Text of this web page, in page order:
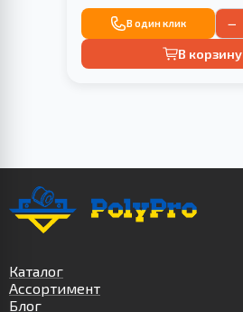
В один клик −
В корзину
Каталог
Ассортимент
Блог